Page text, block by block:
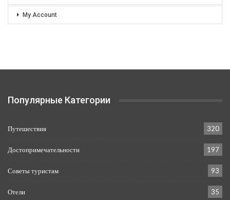
My Account
Популярные Категории
Путешествия 320
Достопримечательности 197
Советы туристам 93
Отели 35